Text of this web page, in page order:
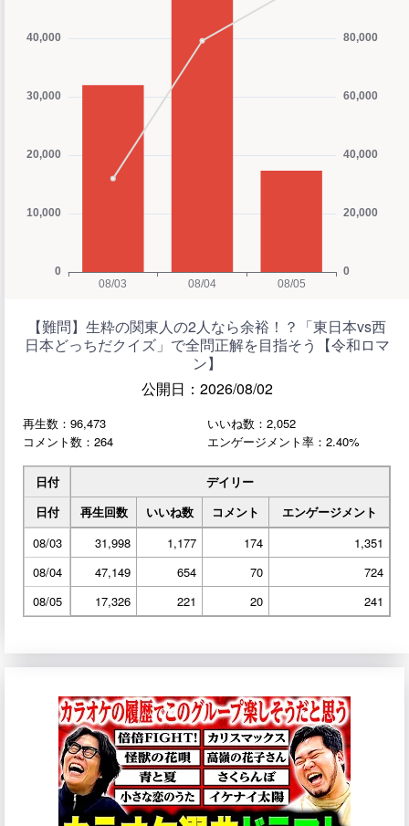
【難問】生粋の関東人の2人なら余裕！？「東日本vs西
日本どっちだクイズ」で全問正解を目指そう【令和ロマ
ン】
公開日：2026/08/02
再生数：96,473
いいね数：2,052
コメント数：264
エンゲージメント率：2.40%
日付
デイリー
日付
再生回数 いいね数 コメント
エンゲージメント
08/03
31,998 1,177 174
1,351
08/04
47,149 654 70
724
08/05
17,326 221 20 241